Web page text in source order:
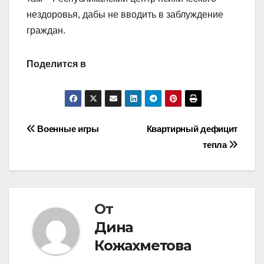
нездоровья, дабы не вводить в заблуждение
граждан.
Поделится в
Навигация
Квартирный дефицит
тепла
Военные игры
От
Дина
Кожахметова